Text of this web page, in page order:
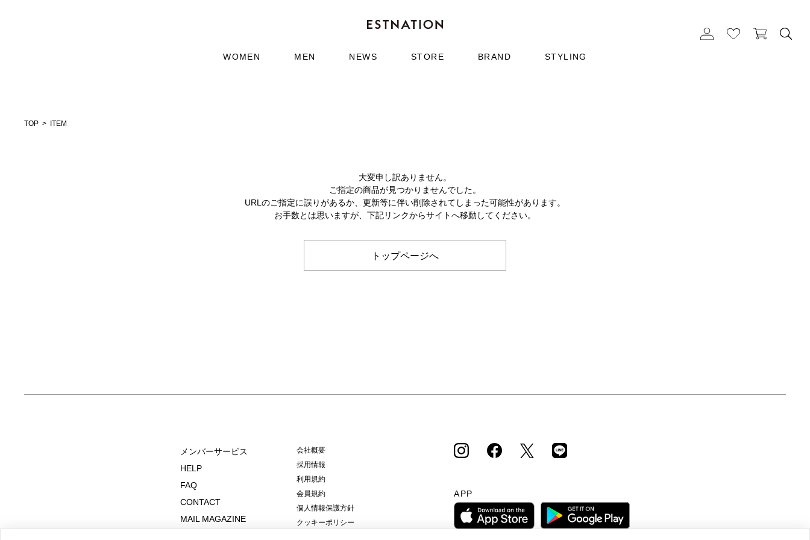
WOMEN MEN NEWS STORE BRAND STYLING
TOP ITEM
大変申し訳ありません。
ご指定の商品が見つかりませんでした。
URLのご指定に誤りがあるか、更新等に伴い削除されてしまった可能性があります。
お手数とは思いますが、下記リンクからサイトへ移動してください。
トップページへ
メンバーサービス
HELP
FAQ
CONTACT
MAIL MAGAZINE
会社概要
採用情報
利用規約
会員規約
個人情報保護方針
クッキーポリシー
APP